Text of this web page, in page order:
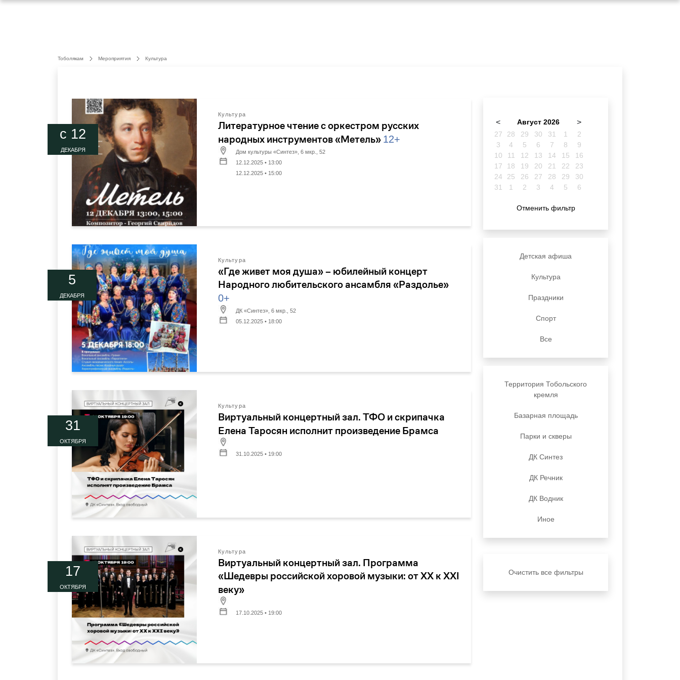
Тоболякам Мероприятия Культура
c 12
ДЕКАБРЯ
Культура
Литературное чтение с оркестром русских
народных инструментов «Метель» 12+
Дом культуры «Синтез», 6 мкр., 52
12.12.2025 • 13:00
12.12.2025 • 15:00
5
ДЕКАБРЯ
Культура
«Где живет моя душа» – юбилейный концерт
Народного любительского ансамбля «Раздолье»
0+
ДК «Синтез», 6 мкр., 52
05.12.2025 • 18:00
31
ОКТЯБРЯ
Культура
Виртуальный концертный зал. ТФО и скрипачка
Елена Таросян исполнит произведение Брамса
31.10.2025 • 19:00
17
ОКТЯБРЯ
Культура
Виртуальный концертный зал. Программа
«Шедевры российской хоровой музыки: от XX к XXI
веку»
17.10.2025 • 19:00
< Август 2026 >
27 28 29 30 31 1
2
3
4 5 6 7 8
9
10
11 12 13 14 15
16
17
18 19 20 21 22
23
24
25 26 27 28 29
30
31
1 2 3 4 5 6
Отменить фильтр
Детская афиша
Культура
Праздники
Спорт
Все
Территория Тобольского
кремля
Базарная площадь
Парки и скверы
ДК Синтез
ДК Речник
ДК Водник
Иное
Очистить все фильтры